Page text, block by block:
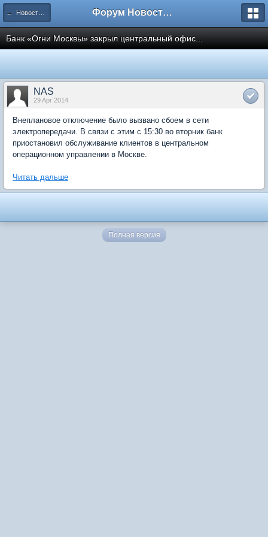
← Новости рынка недвижимости Форум Новостройки
Банк «Огни Москвы» закрыл центральный офис...
NAS
29 Apr 2014
Внеплановое отключение было вызвано сбоем в сети
электропередачи. В связи с этим с 15:30 во вторник банк
приостановил обслуживание клиентов в центральном
операционном управлении в Москве.
Читать дальше
Полная версия